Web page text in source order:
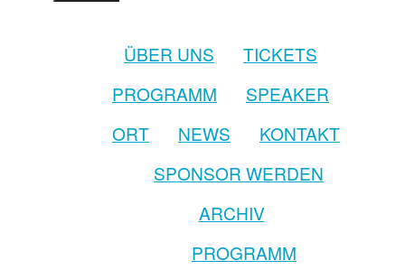
ÜBER UNS
TICKETS
PROGRAMM
SPEAKER
ORT
NEWS
KONTAKT
SPONSOR WERDEN
ARCHIV
PROGRAMM